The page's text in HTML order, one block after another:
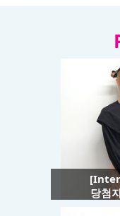
당첨